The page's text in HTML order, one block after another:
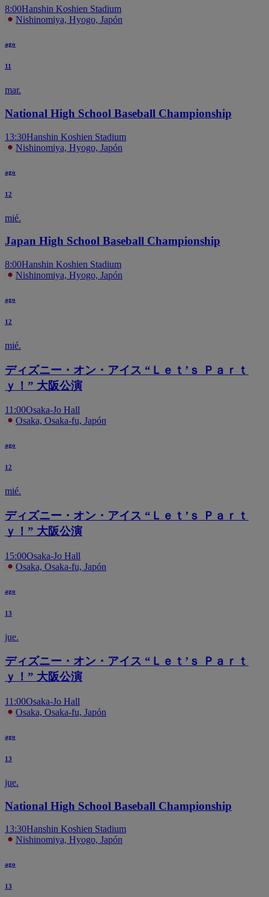
8:00Hanshin Koshien Stadium
Nishinomiya, Hyogo, Japón
ago
11
mar.
National High School Baseball Championship
13:30Hanshin Koshien Stadium
Nishinomiya, Hyogo, Japón
ago
12
mié.
Japan High School Baseball Championship
8:00Hanshin Koshien Stadium
Nishinomiya, Hyogo, Japón
ago
12
mié.
ディズニー・オン・アイス “Ｌｅｔ’ｓ Ｐａｒｔ
ｙ！” 大阪公演
11:00Osaka-Jo Hall
Osaka, Osaka-fu, Japón
ago
12
mié.
ディズニー・オン・アイス “Ｌｅｔ’ｓ Ｐａｒｔ
ｙ！” 大阪公演
15:00Osaka-Jo Hall
Osaka, Osaka-fu, Japón
ago
13
jue.
ディズニー・オン・アイス “Ｌｅｔ’ｓ Ｐａｒｔ
ｙ！” 大阪公演
11:00Osaka-Jo Hall
Osaka, Osaka-fu, Japón
ago
13
jue.
National High School Baseball Championship
13:30Hanshin Koshien Stadium
Nishinomiya, Hyogo, Japón
ago
13